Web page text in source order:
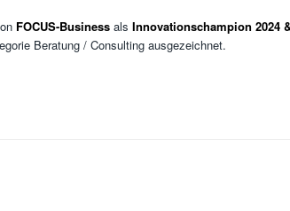
FOCUS-Businessals Innovationschampion 2024
Beratung / Consulting ausgezeichnet.